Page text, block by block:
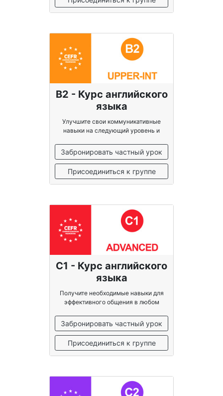
B2 - Курс английского
языка
Улучшите свои коммуникативные
навыки на следующий уровень и
Забронировать частный урок
Присоединиться к группе
C1 - Курс английского
языка
Получите необходимые навыки для
эффективного общения в любом
Забронировать частный урок
Присоединиться к группе